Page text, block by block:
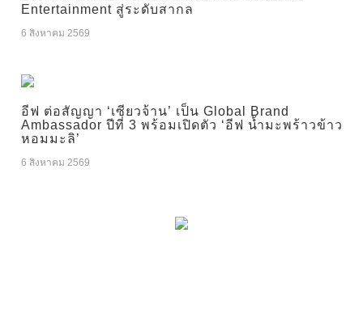
Entertainment สู่ระดับสากล
6 สิงหาคม 2569
อีฟ ต่อสัญญา ‘เซียวจ้าน’ เป็น Global Brand
Ambassador ปีที่ 3 พร้อมเปิดตัว ‘อีฟ น้ำมะพร้าวข้าว
หอมมะลิ’
6 สิงหาคม 2569